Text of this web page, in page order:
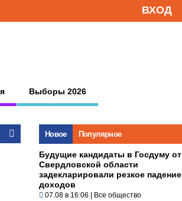
ВХОД
Выборы 2026
Новое Популярное
Будущие кандидаты в Госдуму от
Свердловской области
задекларировали резкое падение
доходов
07.08 в 16:06 | Все общество